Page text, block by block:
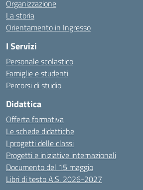
Organizzazione
La storia
Orientamento in Ingresso
I Servizi
Personale scolastico
Famiglie e studenti
Percorsi di studio
Didattica
Offerta formativa
Le schede didattiche
I progetti delle classi
Progetti e iniziative internazionali
Documento del 15 maggio
Libri di testo A.S. 2026-2027